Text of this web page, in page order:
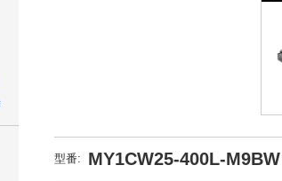
型番: MY1CW25-400L-M9BW